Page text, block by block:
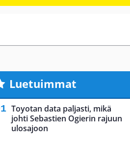
Luetuimmat
Toyotan data paljasti, mikä
johti Sebastien Ogierin rajuun
ulosajoon